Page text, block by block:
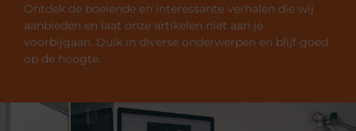
Ontdek de boeiende en interessante verhalen die wij
aanbieden en laat onze artikelen niet aan je
voorbijgaan. Duik in diverse onderwerpen en blijf goed
op de hoogte.